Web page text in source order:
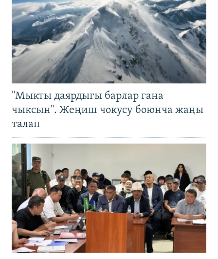
"Мыкты даярдыгы барлар гана
чыксын". Жеңиш чокусу боюнча жаңы
талап